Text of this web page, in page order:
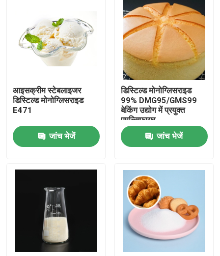
वीडियो
हमारे बारे में
कारखाना भ्रमण
संपर्क करें
एक उद्धरण का अनुरोध करें
आइसक्रीम स्टेबलाइजर
डिस्टिल्ड मोनोग्लिसराइड
E471
जांच भेजें
डिस्टिल्ड मोनोग्लिसराइड
99% DMG95/GMS99
बेकिंग उद्योग में प्रयुक्त
एमुल्सिफायर
जांच भेजें